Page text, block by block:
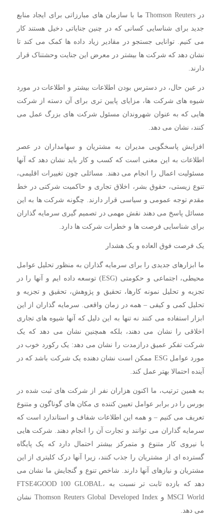
در Thomson Reuters ما با سازمان های مبارزاتی برای ایجاد منابع
جدید برای شناسایی کسانی که در چنین جنایاتی دخیل هستند کار
می کنیم. توانایی جستجو در مقادیر زیاد داده ها کمک می کند تا
نشان دهد که شرکت ها بیشتر در معرض این جنایت وحشتناک قرار
دارند.
در عین حال، در دسترس بودن اطلاعات بیشتر و اطلاعات در مورد
شیوه های شرکت ها، مزایای پایین تری برای آن دسته از شرکت
هایی که به عنوان شهروندان مسئول شرکت های بزرگ عمل می
کنند، نشان می دهد.
افزایش پاسخگویی مدیران به مشتریان و سهامداران در عصر
اطلاعات به این معنی است که کسب و کار باید نشان دهد که آنها
مسئولیت اعمال را انجام می دهند. مسائلی چون تغییرات اقلیمی،
تنوع زیستی، حقوق بشر، اخلاق تجاری و حاکمیت شرکتی در خط
مقدم توجه عمومی و سیاسی قرار دارند. چگونه شرکت ها به این
مسائل پاسخ می دهند نقش مهمی در تصمیم گیری سرمایه گذاران
برای شناسایی فرصت ها و خطرات شرکت ها دارد.
یک فرصت فوق العاده و یک هشدار
ما ابزارهای جدیدی را برای سرمایه گذاران به منظور تحلیل عوامل
محیطی، اجتماعی و حکومتی (ESG) توسعه داده ایم و آنها را در
تجزیه و تحلیل نمونه کارها، تحقیق و پژوهش، تحقیق و تجزیه و
تحلیل کمی و کیفی – همه در زمان واقعی. سرمایه گذاران از این
ابزار استفاده می کنند نه تنها به این دلیل که آنها شیوه های تجاری
اخلاقی را نشان می دهند، بلکه همچنین نشان می دهد که یک
شرکت تفکر عمیق درازمدت را نشان می دهد: یک رکورد خوب در
مورد عوامل ESG ممکن است نشان دهنده یک شرکت باشد که در
آینده احتمالا بهتر عمل کند.
به همین ترتیب، ما اکنون هزاران نفر از شرکت های ثبت شده در
بورس را در برابر عوامل تعیین کننده ی مکان های گوناگون و متنوع
تعریف می کنیم – و همه این اطلاعات شفاف و استاندارد است که
سرمایه گذاران می توانند و تجارت آن را انجام دهند. شرکت هایی
با نیروی کار متنوع و متمرکز بیشتر احتمال دارد که یک پایگاه
گسترده ای از مشتریان را جذب کنند، زیرا آنها درک کلیتری از این
مشتریان و نیازهای آنها دارند. شاخص تنوع و گنجایش ما نشان می
دهد که بازده ثابت تر نسبت به FTSE4GOOD 100 GLOBAL،
MSCI World و Thomson Reuters Global Developed Index نشان
می دهد.